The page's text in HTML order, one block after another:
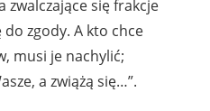
się frakcje
do zgody. A kto chce
musi je nachylić;
a zwiążą się…”.